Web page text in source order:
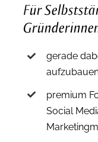
Für
gerade
premium
Social